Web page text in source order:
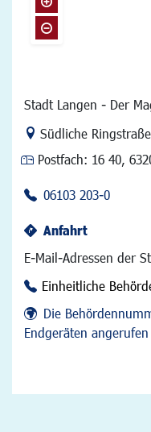
Stadt Langen - Der
Link zur Google-
Südliche
Postfach: 16 40,
06103 203-0
Anfahrt
E-Mail-Adressen der
Einheitliche
Die
Endgeräten